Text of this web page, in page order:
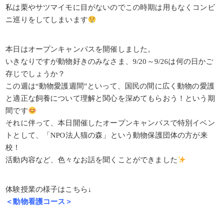
私は栗やサツマイモに目がないのでこの時期は用もなくコンビ
ニ巡りをしてしまいます
本日はオープンキャンパスを開催しました。
いきなりですが動物好きのみなさま、9/20～9/26は何の日かご
存じでしょうか？
この週は“動物愛護週間”といって、国民の間に広く動物の愛護
と適正な飼養について理解と関心を深めてもらおう！という期
間です
それに伴って、本日開催したオープンキャンパスで特別イベン
トとして、「NPO法人猫の森」という動物保護団体の方が来
校！
活動内容など、色々なお話を聞くことができました
体験授業の様子はこちら↓
＜動物看護コース＞